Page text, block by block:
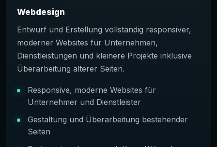
Webdesign
Entwurf und Erstellung vollständig responsiver,
moderner Websites für Unternehmen,
Dienstleistungen und kleinere Projekte inklusive
Überarbeitung älterer Seiten.
Responsive, moderne Websites für
Unternehmer und Dienstleister
Gestaltung und Überarbeitung bestehender
Seiten